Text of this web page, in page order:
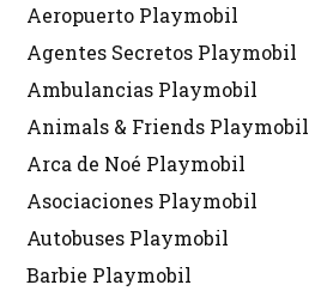
Aeropuerto Playmobil
Agentes Secretos Playmobil
Ambulancias Playmobil
Animals & Friends Playmobil
Arca de Noé Playmobil
Asociaciones Playmobil
Autobuses Playmobil
Barbie Playmobil